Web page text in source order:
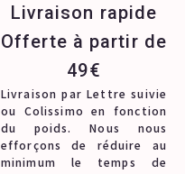
Livraison rapide
Offerte à partir de
49€
Livraison par Lettre suivie
ou Colissimo en fonction
du poids. Nous nous
efforçons de réduire au
minimum le temps de